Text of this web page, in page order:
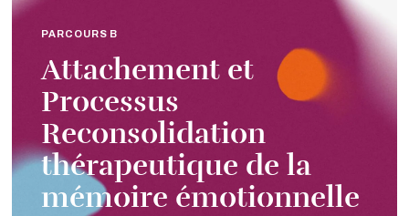
PARCOURS B
Attachement et
Processus
Reconsolidation
thérapeutique de la
mémoire émotionnelle